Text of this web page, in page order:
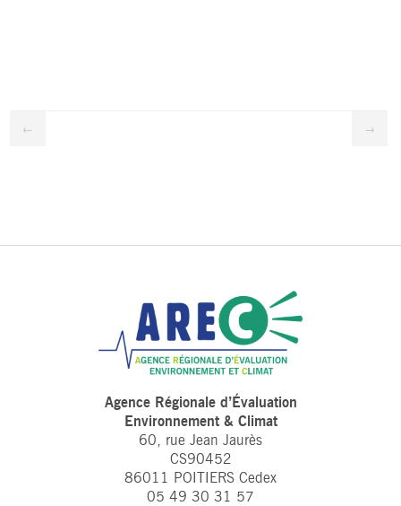
← →
Agence Régionale d’Évaluation
Environnement & Climat
60, rue Jean Jaurès
CS90452
86011 POITIERS Cedex
05 49 30 31 57